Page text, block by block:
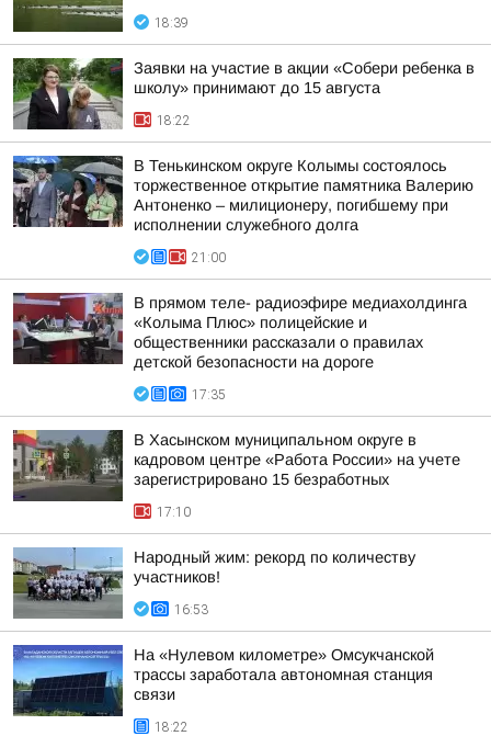
18:39
Заявки на участие в акции «Собери ребенка в
школу» принимают до 15 августа
18:22
В Тенькинском округе Колымы состоялось
торжественное открытие памятника Валерию
Антоненко – милиционеру, погибшему при
исполнении служебного долга
21:00
В прямом теле- радиоэфире медиахолдинга
«Колыма Плюс» полицейские и
общественники рассказали о правилах
детской безопасности на дороге
17:35
В Хасынском муниципальном округе в
кадровом центре «Работа России» на учете
зарегистрировано 15 безработных
17:10
Народный жим: рекорд по количеству
участников!
16:53
На «Нулевом километре» Омсукчанской
трассы заработала автономная станция
связи
18:22